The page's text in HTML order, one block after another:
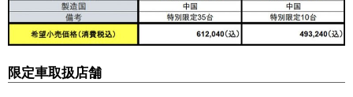
限定車取扱店舗